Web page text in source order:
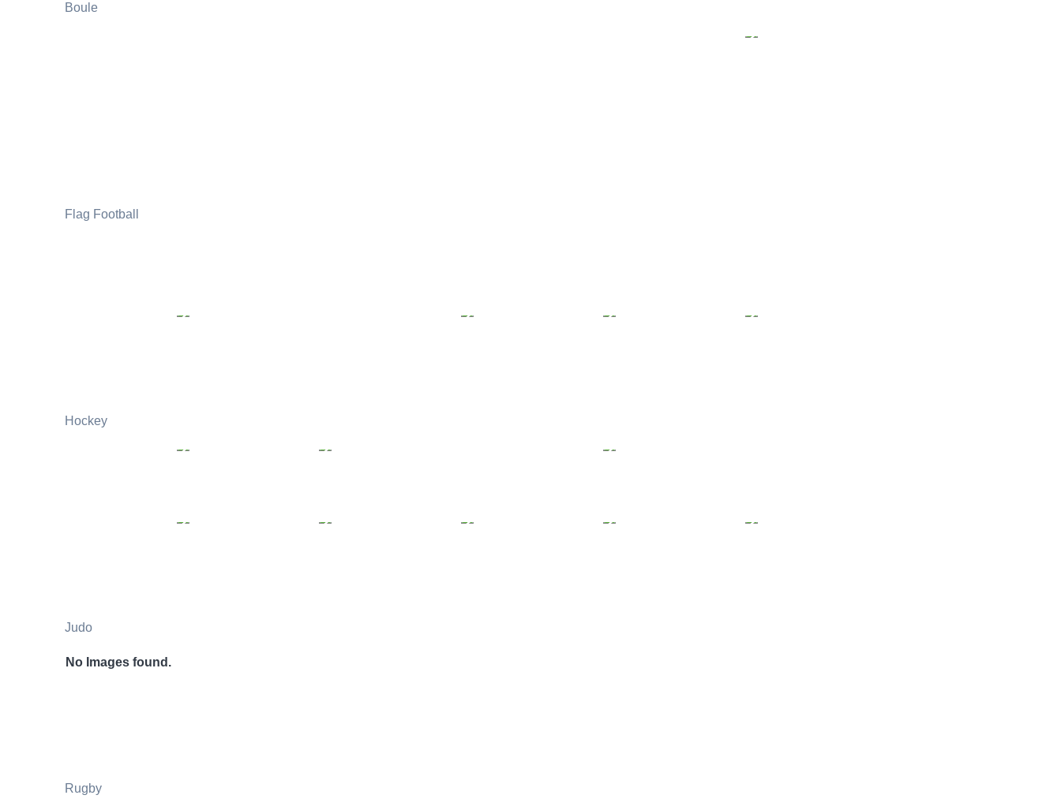
Boule
Flag Football
Hockey
Judo
No Images found.
Rugby